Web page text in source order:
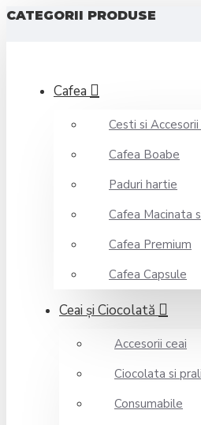
CATEGORII PRODUSE
Cafea
Cesti si
Cafea Boabe
Paduri hartie
Cafea Macinata
Cafea Premium
Cafea Capsule
Ceai şi Ciocolată
Accesorii ceai
Ciocolata si
Consumabile